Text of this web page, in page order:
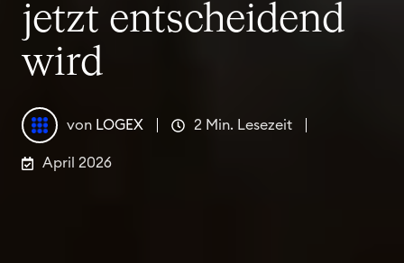
jetzt entscheidend
wird
von LOGEX 2 Min. Lesezeit
April 2026